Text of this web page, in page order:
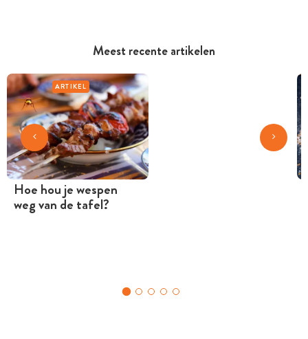
Meest recente artikelen
ARTIKEL
Hoe hou je wespen
weg van de tafel?